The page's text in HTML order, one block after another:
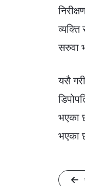
व्यक्ति
सरुवा
यसै
भएका
भएका